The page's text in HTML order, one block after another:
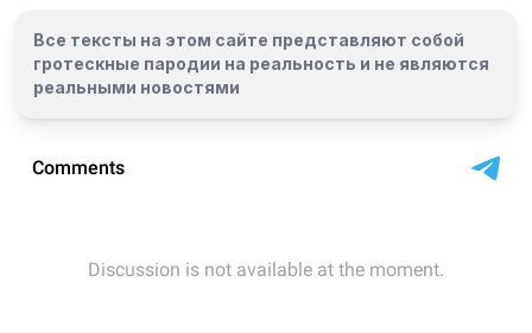
Все тексты на этом сайте представляют собой
гротескные пародии на реальность и не являются
реальными новостями